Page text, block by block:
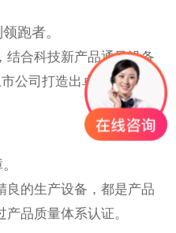
跑者。
结合科技新产品通风设备
公司打造出卓越的通风环
良的生产设备，都是产品
品质量体系认证。